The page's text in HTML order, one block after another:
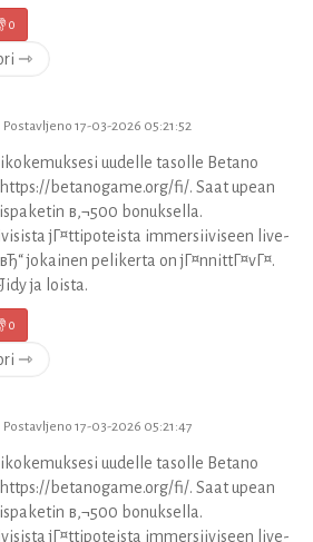
0
⇾
Postavljeno 17-03-2026 05:21:52
uudelle tasolle Betano
betanogame.org/fi/. Saat upean
в‚¬500 bonuksella.
jГ¤ttipoteista immersiiviseen live-
jokainen pelikerta on jГ¤nnittГ¤vГ¤.
ja loista.
0
⇾
Postavljeno 17-03-2026 05:21:47
uudelle tasolle Betano
betanogame.org/fi/. Saat upean
в‚¬500 bonuksella.
jГ¤ttipoteista immersiiviseen live-